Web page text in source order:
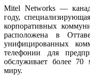
Mitel Networks —
году,
корпоративных
расположена в
унифицированных
телефонии для
обслуживает более 70
миру.